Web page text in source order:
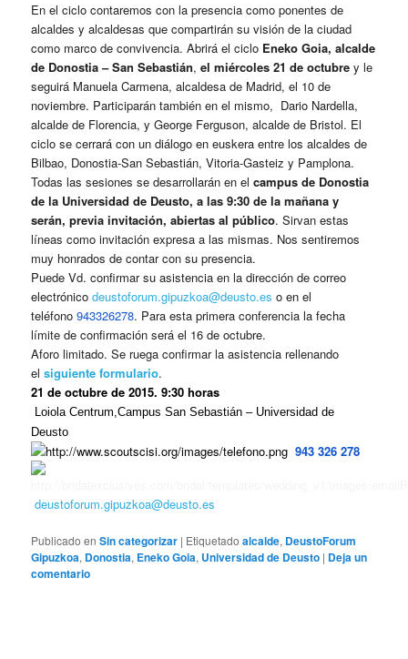
En el ciclo contaremos con la presencia como ponentes de
alcaldes y alcaldesas que compartirán su visión de la ciudad
como marco de convivencia. Abrirá el ciclo Eneko Goia, alcalde
de Donostia – San Sebastián,el miércoles 21 de octubre y le
seguirá Manuela Carmena, alcaldesa de Madrid, el 10 de
noviembre. Participarán también en el mismo, Dario Nardella,
alcalde de Florencia, y George Ferguson, alcalde de Bristol. El
ciclo se cerrará con un diálogo en euskera entre los alcaldes de
Bilbao, Donostia-San Sebastián, Vitoria-Gasteiz y Pamplona.
Todas las sesiones se desarrollarán en el campus de Donostia
de la Universidad de Deusto, a las 9:30 de la mañana y
serán, previa invitación, abiertas al público. Sirvan estas
líneas como invitación expresa a las mismas. Nos sentiremos
muy honrados de contar con su presencia.
Puede Vd. confirmar su asistencia en la dirección de correo
electrónicodeustoforum.gipuzkoa@deusto.es o en el
teléfono943326278. Para esta primera conferencia la fecha
límite de confirmación será el 16 de octubre.
Aforo limitado. Se ruega confirmar la asistencia rellenando
elsiguiente formulario.
21 de octubre de 2015. 9:30 horas
Loiola Centrum,Campus San Sebastián – Universidad de
Deusto
943 326 278
deustoforum.gipuzkoa@deusto.es
Publicado en Sin categorizar | Etiquetado alcalde, DeustoForum
Gipuzkoa, Donostia, Eneko Goia, Universidad de Deusto | Deja un
comentario